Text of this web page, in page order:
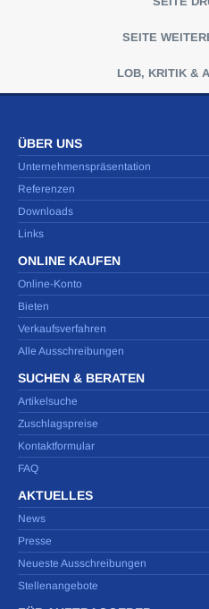
SEITE
LOB, KRITIK &
ÜBER UNS
Unternehmenspräsentation
Referenzen
Downloads
Links
ONLINE KAUFEN
Online-Konto
Bieten
Verkaufsverfahren
Alle Ausschreibungen
SUCHEN & BERATEN
Artikelsuche
Zuschlagspreise
Kontaktformular
FAQ
AKTUELLES
News
Presse
Neueste Ausschreibungen
Stellenangebote